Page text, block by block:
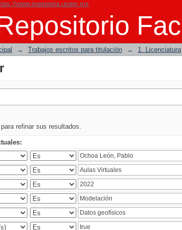
www.ingenieria.unam.mx
→ Trabajos escritos para titulación → 1. Licenciatura
refinar sus resultados.